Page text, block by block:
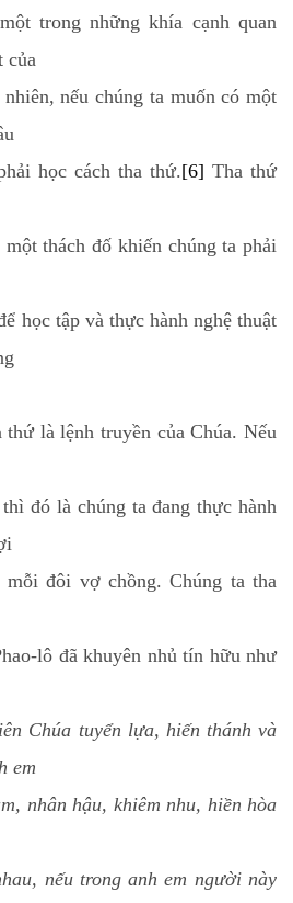
trong những khía cạnh quan
của
nếu chúng ta muốn có một
học cách tha thứ.[6] Tha thứ
thách đố khiến chúng ta phải
học tập và thực hành nghệ thuật
là lệnh truyền của Chúa. Nếu
đó là chúng ta đang thực hành
đôi vợ chồng. Chúng ta tha
lô đã khuyên nhủ tín hữu như
Chúa tuyển lựa, hiến thánh và
em
nhân hậu, khiêm nhu, hiền hòa
nếu trong anh em người này